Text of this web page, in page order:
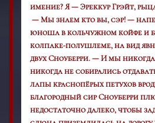
имение? Я — Эреккур Грэйт,
— Мы знаем кто вы, сэр! —
юноша в кольчужном койфе и
колпаке-полушлеме, на вид
двух Сноуберри. — И мы
никогда не собирались
лапы краснопёрых петухов
благородный сир Сноуберри
недостаточно далеко, чтобы